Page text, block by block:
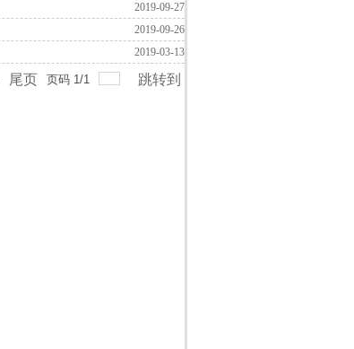
2019-09-27
2019-09-26
2019-03-13
尾页 页码 1/1 跳转到